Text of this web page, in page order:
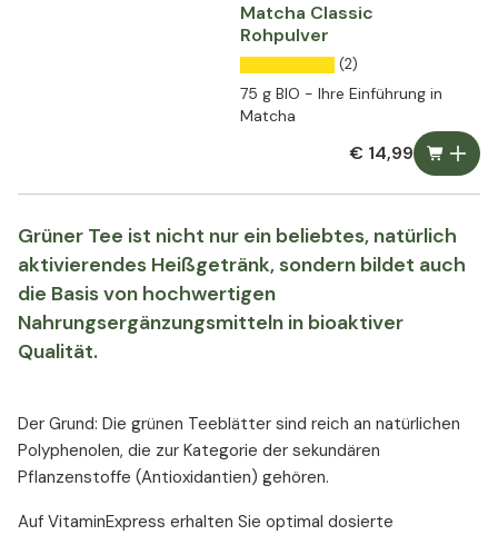
Matcha Classic
Rohpulver
(2)
75 g BIO - Ihre Einführung in
Matcha
€ 14,99
Grüner Tee ist nicht nur ein beliebtes, natürlich
aktivierendes Heißgetränk, sondern bildet auch
die Basis von hochwertigen
Nahrungsergänzungsmitteln in bioaktiver
Qualität.
Der Grund: Die grünen Teeblätter sind reich an natürlichen
Polyphenolen, die zur Kategorie der sekundären
Pflanzenstoffe (Antioxidantien) gehören.
Auf VitaminExpress erhalten Sie optimal dosierte